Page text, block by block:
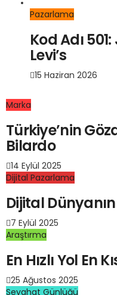
Pazarlama
Kod Adı
Levi’s
15 Haziran 2026
Marka
Türkiye’nin
Bilardo
14 Eylül 2025
Dijital Pazarlama
Dijital
7 Eylül 2025
Araştırma
En Hızlı Yol En
25 Ağustos 2025
Seyahat Günlüğü